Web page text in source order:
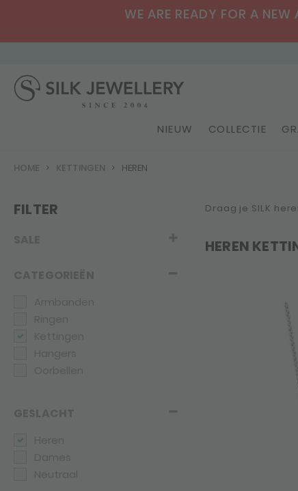
WE ARE READY FOR A
NIEUW COLLECTIE
HOME KETTINGEN HEREN
FILTER Draag je SILK
HEREN